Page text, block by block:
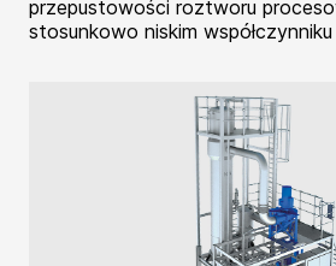
przepustowości roztworu
stosunkowo niskim